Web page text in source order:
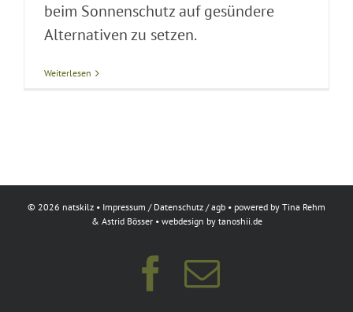
beim Sonnenschutz auf gesündere
Alternativen zu setzen.
Weiterlesen
© 2026 natskilz • Impressum / Datenschutz /agb • powered by Tina Rehm
& Astrid Bösser• webdesign by tanoshii.de
Facebook
E-